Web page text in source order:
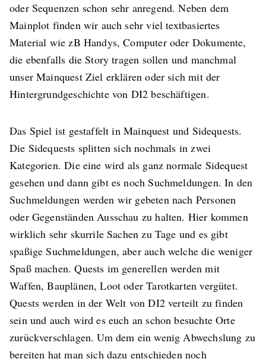
oder Sequenzen schon sehr anregend. Neben dem
Mainplot finden wir auch sehr viel textbasiertes
Material wie zB Handys, Computer oder Dokumente,
die ebenfalls die Story tragen sollen und manchmal
unser Mainquest Ziel erklären oder sich mit der
Hintergrundgeschichte von DI2 beschäftigen.
Das Spiel ist gestaffelt in Mainquest und Sidequests.
Die Sidequests splitten sich nochmals in zwei
Kategorien. Die eine wird als ganz normale Sidequest
gesehen und dann gibt es noch Suchmeldungen. In den
Suchmeldungen werden wir gebeten nach Personen
oder Gegenständen Ausschau zu halten. Hier kommen
wirklich sehr skurrile Sachen zu Tage und es gibt
spaßige Suchmeldungen, aber auch welche die weniger
Spaß machen. Quests im generellen werden mit
Waffen, Bauplänen, Loot oder Tarotkarten vergütet.
Quests werden in der Welt von DI2 verteilt zu finden
sein und auch wird es euch an schon besuchte Orte
zurückverschlagen. Um dem ein wenig Abwechslung zu
bereiten hat man sich dazu entschieden noch